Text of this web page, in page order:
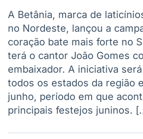
Agro
Político
Os
política em
tempo
A Betânia, marca de
no Nordeste, lançou a
coração bate mais forte no
terá o cantor João Gomes
embaixador. A iniciativa
todos os estados da região
junho, período em que
principais festejos juninos.